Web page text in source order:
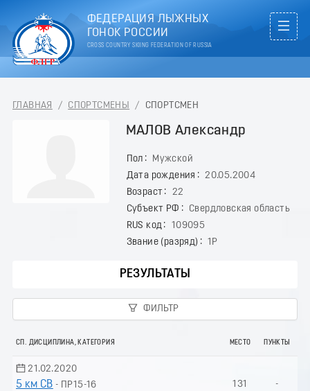
ФЕДЕРАЦИЯ ЛЫЖНЫХ
ГОНОК РОССИИ
CROSS COUNTRY SKIING FEDERATION OF RUSSIA
ГЛАВНАЯ / СПОРТСМЕНЫ / СПОРТСМЕН
МАЛОВ Александр
Пол
Мужской
Дата рождения
20.05.2004
Возраст
22
Субъект РФ
Свердловская область
RUS код
109095
Звание (разряд)
1Р
РЕЗУЛЬТАТЫ
ФИЛЬТР
СП. ДИСЦИПЛИНА, КАТЕГОРИЯ МЕСТО ПУНКТЫ
21.02.2020
5 км СВ - ПР15-16
131 -